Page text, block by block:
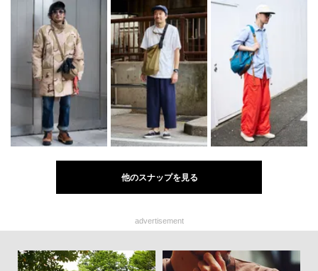
他のスナップを見る
advertisement